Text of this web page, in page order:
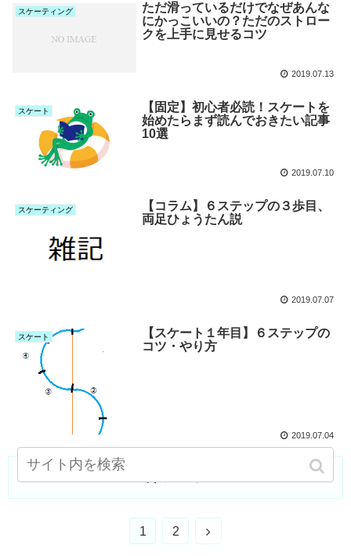
スケーティング
ただ滑っているだけでなぜあんな
にかっこいいの？ただのストロー
クを上手に見せるコツ
2019.07.13
スケート
【固定】初心者必読！スケートを
始めたらまず読んでおきたい記事
10選
2019.07.10
スケーティング
【コラム】６ステップの３歩目、
両足ひょうたん説
2019.07.07
スケート
【スケート１年目】６ステップの
コツ・やり方
2019.07.04
1 2